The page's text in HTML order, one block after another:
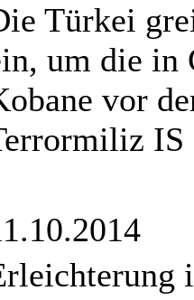
Türkei
um die in
vor
IS